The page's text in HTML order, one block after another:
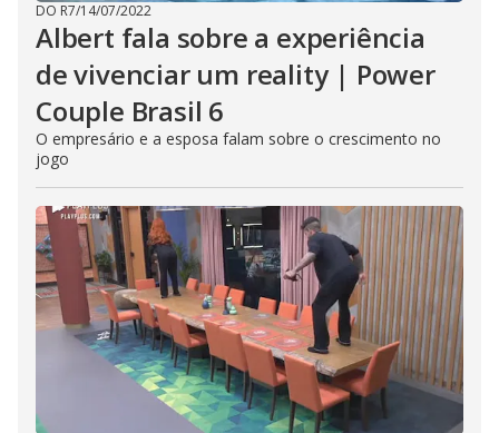
DO R7/14/07/2022
Albert fala sobre a experiência
de vivenciar um reality | Power
Couple Brasil 6
O empresário e a esposa falam sobre o crescimento no
jogo